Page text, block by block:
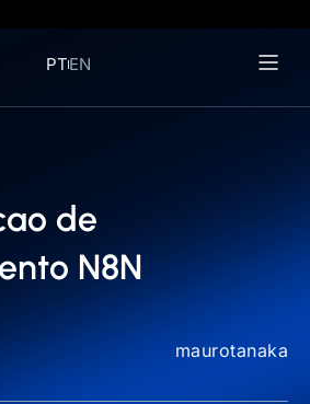
PTEN
de
N8N
maurotanaka